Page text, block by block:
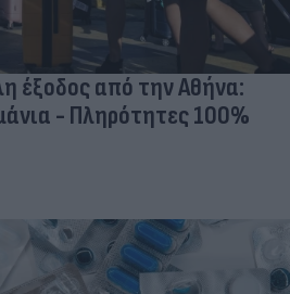
έξοδος από την Αθήνα:
- Πληρότητες 100%